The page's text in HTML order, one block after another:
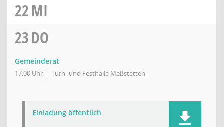
22MI
23DO
Gemeinderat
17:00 Uhr Turn- und Festhalle Meßstetten
Einladung öffentlich